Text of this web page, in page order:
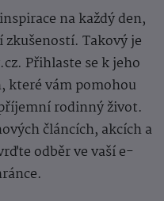
na každý den,
Takový je
Přihlaste se k jeho
které vám pomohou
rodinný život.
článcích, akcích a
odběr ve vaší e-